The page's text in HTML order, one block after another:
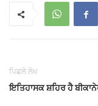
ਪਿਛਲੇ ਲੇਖ
ਇਤਿਹਾਸਕ ਸ਼ਹਿਰ ਹੈ